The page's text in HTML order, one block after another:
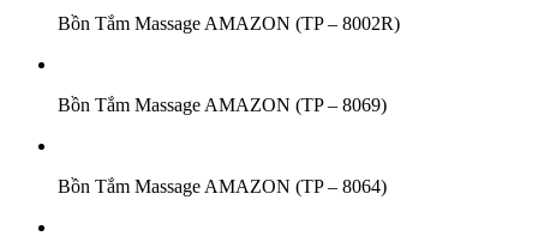
Bồn Tắm Massage AMAZON (TP – 8002R)
Bồn Tắm Massage AMAZON (TP – 8069)
Bồn Tắm Massage AMAZON (TP – 8064)